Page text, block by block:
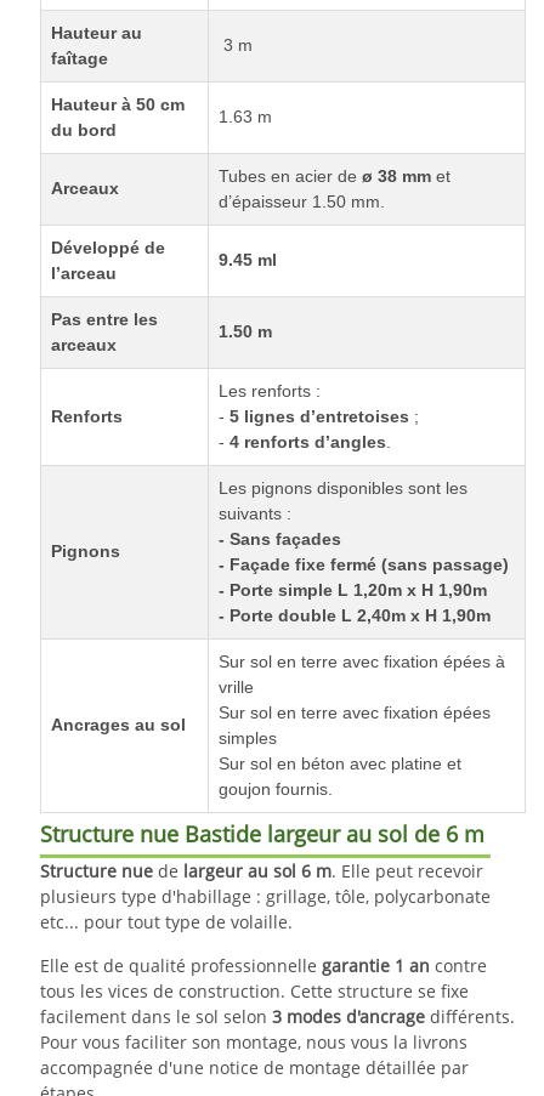
Hauteur au
faîtage
3 m
Hauteur à 50 cm
du bord
1.63 m
Arceaux
Tubes en acier de ø 38 mm et
d’épaisseur 1.50 mm.
Développé de
l’arceau
9.45 ml
Pas entre les
arceaux
1.50 m
Renforts
Les renforts :
- 5 lignes d’entretoises ;
- 4 renforts d’angles
Pignons
Les pignons disponibles sont les
suivants :
- Sans façades
- Façade fixe fermé (sans passage)
- Porte simple L 1,20m x H 1,90m
- Porte double L 2,40m x H 1,90m
Ancrages au sol
Sur sol en terre avec fixation épées à
vrille
Sur sol en terre avec fixation épées
simples
Sur sol en béton avec platine et
goujon fournis.
Structure nue Bastide largeur au sol de 6 m
Structure nue de largeur au sol 6 m. Elle peut recevoir
plusieurs type d'habillage : grillage, tôle, polycarbonate
etc... pour tout type de volaille.
Elle est de qualité professionnelle garantie 1 an contre
tous les vices de construction. Cette structure se fixe
facilement dans le sol selon 3 modes d'ancrage différents.
Pour vous faciliter son montage, nous vous la livrons
accompagnée d'une notice de montage détaillée par